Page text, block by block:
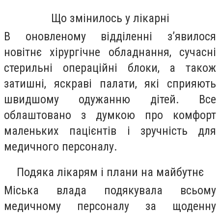
Що змінилось у лікарні
В оновленому відділенні з’явилося
новітнє хірургічне обладнання, сучасні
стерильні операційні блоки, а також
затишні, яскраві палати, які сприяють
швидшому одужанню дітей. Все
облаштовано з думкою про комфорт
маленьких пацієнтів і зручність для
медичного персоналу.
Подяка лікарям і плани на майбутнє
Міська влада подякувала всьому
медичному персоналу за щоденну